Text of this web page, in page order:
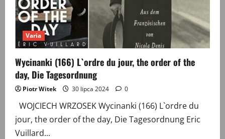
Varia
Wycinanki (166) L`ordre du jour, the order of the
day, Die Tagesordnung
Piotr Witek 30 lipca 2024 0
WOJCIECH WRZOSEK Wycinanki (166) L`ordre du
jour, the order of the day, Die Tagesordnung Eric
Vuillard...